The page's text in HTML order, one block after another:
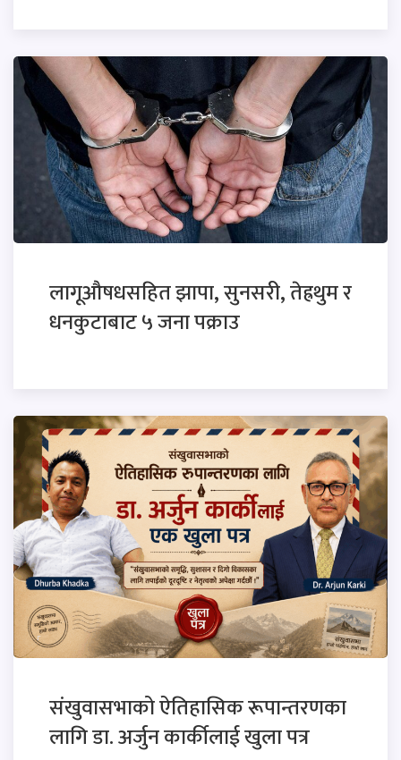
लागूऔषधसहित झापा, सुनसरी, तेह्रथुम र
धनकुटाबाट ५ जना पक्राउ
संखुवासभाको ऐतिहासिक रूपान्तरणका
लागि डा. अर्जुन कार्कीलाई खुला पत्र